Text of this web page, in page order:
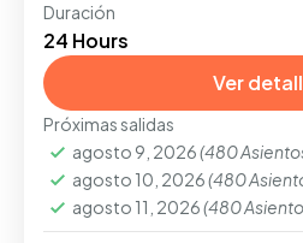
Disfruta de un servicio
despreocúpate del
nuestra opción de traslado
PRAGA
Fácil
1-20 People
Duración
24 Hours
Ver
Próximas salidas
agosto 9, 2026(480
agosto 10, 2026(480
agosto 11, 2026(480